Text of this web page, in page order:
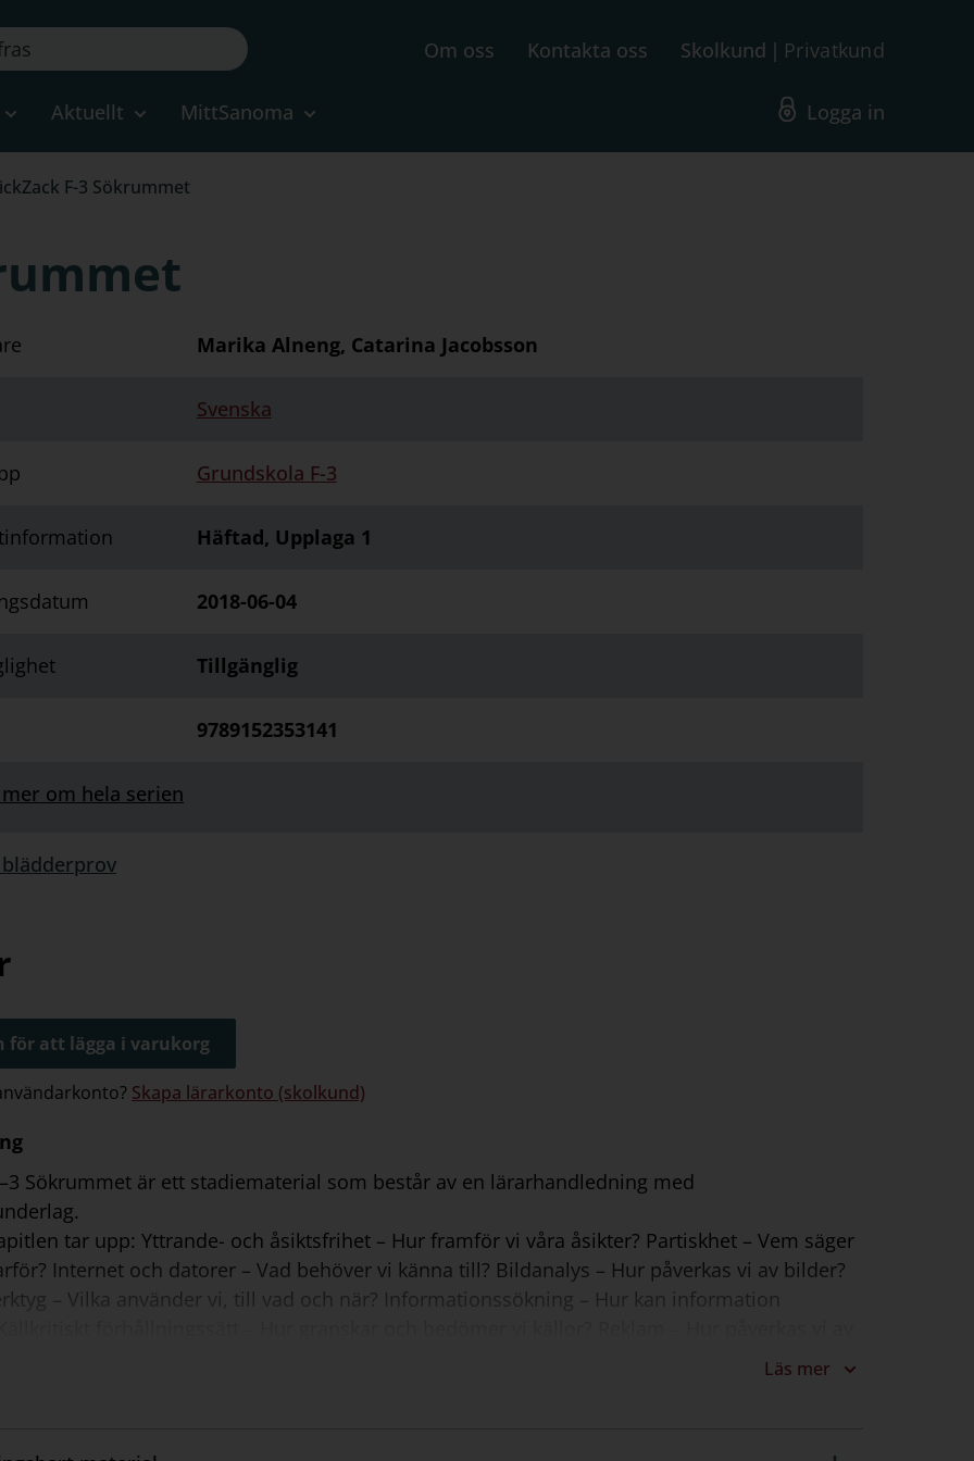
Om oss Kontakta oss Skolkund Privatkund
Aktuellt MittSanoma Logga in
F-3 Sökrummet
Marika Alneng, Catarina Jacobsson
Svenska
Grundskola F-3
Häftad, Upplaga 1
2018-06-04
Tillgänglig
9789152353141
mer om hela serien
blädderprov
för att lägga i varukorg
Skapa lärarkonto (skolkund)
Sökrummet är ett stadiematerial som består av en lärarhandledning med
tar upp: Yttrande- och åsiktsfrihet – Hur framför vi våra åsikter? Partiskhet – Vem säger
Internet och datorer – Vad behöver vi känna till? Bildanalys – Hur påverkas vi av bilder?
– Vilka använder vi, till vad och när? Informationssökning – Hur kan information
Läs mer